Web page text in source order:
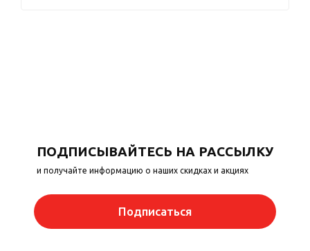
ПОДПИСЫВАЙТЕСЬ НА РАССЫЛКУ
и получайте информацию о наших скидках и акциях
Подписаться